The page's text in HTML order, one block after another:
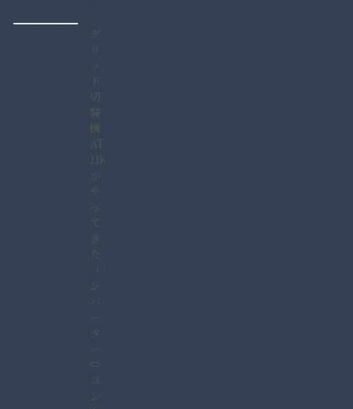
グ
リ
ッ
ド
切
替
機
ATS-
11KW
が
や
っ
て
き
た
（イ
ン
バ
ー
タ
ー
⇔
コ
ン